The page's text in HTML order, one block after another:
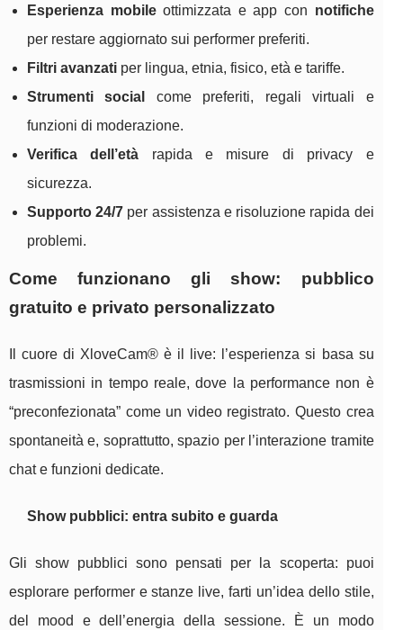
Esperienza mobileottimizzata e app con notifiche
per restare aggiornato sui performer preferiti.
Filtri avanzati per lingua, etnia, fisico, età e tariffe.
Strumenti social
come preferiti, regali virtuali e
funzioni di moderazione.
Verifica dell’età rapida e misure di privacy e
sicurezza.
Supporto 24/7 per assistenza e risoluzione rapida dei
problemi.
Come funzionano gli show: pubblico
gratuito e privato personalizzato
Il cuore di XloveCam® è il live: l’esperienza si basa su
trasmissioni in tempo reale, dove la performance non è
“preconfezionata” come un video registrato. Questo crea
spontaneità e, soprattutto, spazio per l’interazione tramite
chat e funzioni dedicate.
Show pubblici: entra subito e guarda
Gli show pubblici sono pensati per la scoperta: puoi
esplorare performer e stanze live, farti un’idea dello stile,
del mood e dell’energia della sessione. È un modo